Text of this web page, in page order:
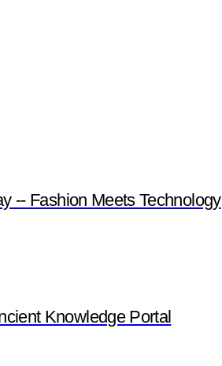
-- Fashion Meets Technology
Knowledge Portal